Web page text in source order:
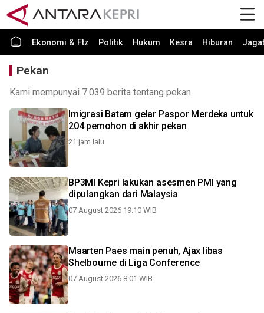
Ekonomi & Ftz Politik Hukum Kesra Hiburan Jagat
Pekan
Kami mempunyai 7.039 berita tentang pekan.
Imigrasi Batam gelar Paspor Merdeka untuk
204 pemohon di akhir pekan
21 jam lalu
BP3MI Kepri lakukan asesmen PMI yang
dipulangkan dari Malaysia
07 August 2026 19:10 WIB
Maarten Paes main penuh, Ajax libas
Shelbourne di Liga Conference
07 August 2026 8:01 WIB